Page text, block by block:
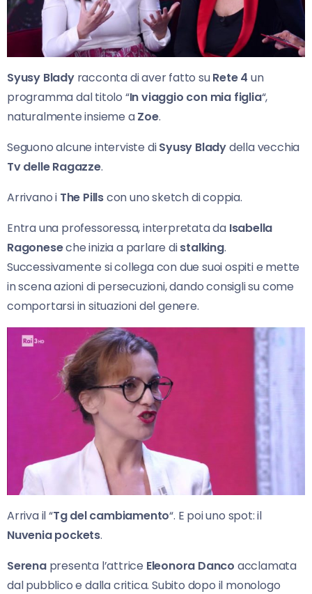
Syusy Bladyracconta di aver fatto suRete 4 un
programma dal titolo “In viaggio con mia figlia“,
naturalmente insieme aZoe.
Seguono alcune interviste diSyusy Bladydella vecchia
Tv delle Ragazze.
Arrivano i The Pillscon uno sketch di coppia.
Entra una professoressa, interpretata da Isabella
Ragoneseche inizia a parlare distalking.
Successivamente si collega con due suoi ospiti e mette
in scena azioni di persecuzioni, dando consigli su come
comportarsi in situazioni del genere.
Arriva il “Tg del cambiamento“. E poi uno spot: il
Nuvenia pockets.
Serenapresenta l’attrice Eleonora Danco acclamata
dal pubblico e dalla critica. Subito dopo il monologo